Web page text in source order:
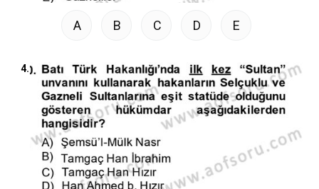
A B C D E
4.